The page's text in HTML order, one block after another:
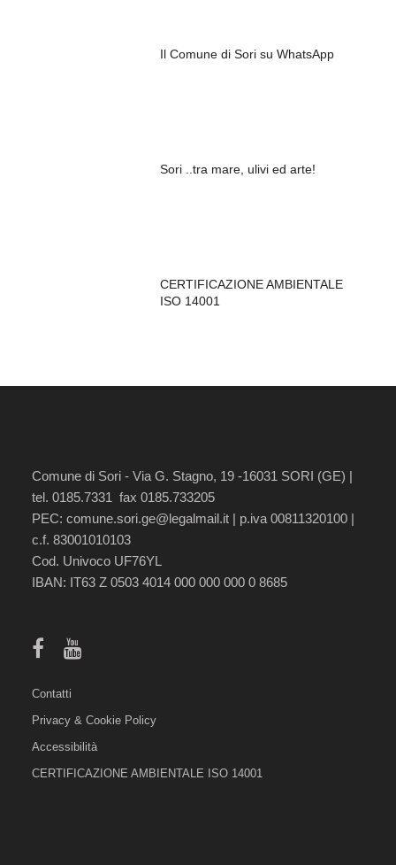
Il Comune di Sori su WhatsApp
Sori ..tra mare, ulivi ed arte!
CERTIFICAZIONE AMBIENTALE
ISO 14001
Comune di Sori - Via G. Stagno, 19 -16031 SORI (GE) |
tel. 0185.7331 fax 0185.733205
PEC: comune.sori.ge@legalmail.it | p.iva 00811320100 |
c.f. 83001010103
Cod. Univoco UF76YL
IBAN: IT63 Z 0503 4014 000 000 000 0 8685
Contatti
Privacy & Cookie Policy
Accessibilità
CERTIFICAZIONE AMBIENTALE ISO 14001